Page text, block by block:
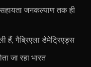
जनकल्याण तक ही
हैं, गैब्रिएला डेमेट्रिएड्स
जा रहा भारत